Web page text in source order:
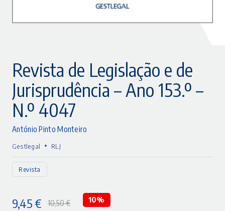
Revista de Legislação e de
Jurisprudência – Ano 153.º –
N.º 4047
António Pinto Monteiro
Gestlegal • RLJ
Revista
10,50€
9,45 € 10%